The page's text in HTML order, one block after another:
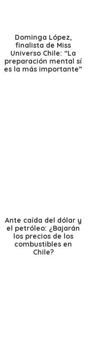
Dominga López,
finalista de Miss
Universo Chile: “La
preparación mental sí
es la más importante”
Ante caída del dólar y
el petróleo: ¿Bajarán
los precios de los
combustibles en
Chile?